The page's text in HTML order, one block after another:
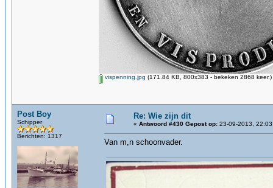
vispenning.jpg (171.84 KB, 800x383 - bekeken 2868 keer.)
Post Boy
Schipper
Berichten: 1317
Re: Wie zijn dit
« Antwoord #430 Gepost op: 23-09-2013,
Van m,n schoonvader.